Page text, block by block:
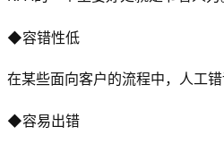
◆容错性低
在某些面向客户的流程中，人工
◆容易出错